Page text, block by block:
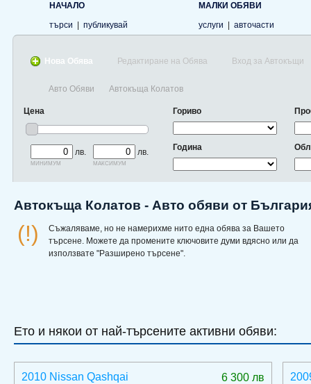
НАЧАЛО
търси
публикувай
МАЛКИ ОБЯВИ
услуги
авточасти
Нова Обява Редактиране на Обява Вход за Автокъщи
Авто Обяви Автокъща Колатов
Цена
лв.
минимум
лв.
максимум
Гориво
Година
Автокъща Колатов - Авто обяви от
(!)
Съжаляваме, но не намерихме нито една обява за Вашето
търсене. Можете да промените ключовите думи вдясно или да
използвате "Разширено търсене".
Ето и някои от най-търсените активни обяви:
6 300 лв
2010 Nissan Qashqai